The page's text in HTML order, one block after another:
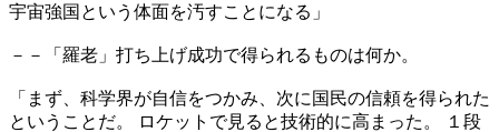
宇宙強国という体面を汚すことになる」
－－「羅老」打ち上げ成功で得られるものは何か。
「まず、科学界が自信をつかみ、次に国民の信頼を得られた
ということだ。 ロケットで見ると技術的に高まった。 １段